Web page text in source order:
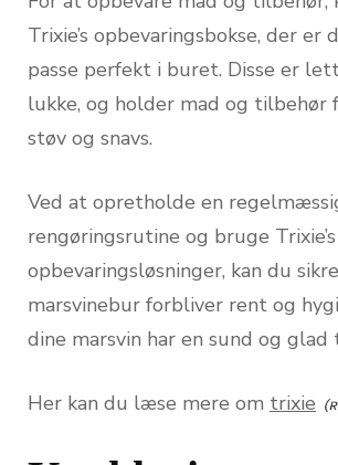
Trixie’s opbevaringsbokse, der
passe perfekt i buret. Disse er
lukke, og holder mad og tilbehør
støv og snavs.
Ved at opretholde en
rengøringsrutine og bruge
opbevaringsløsninger, kan du
marsvinebur forbliver rent og
dine marsvin har en sund og
Her kan du læse mere om trixie